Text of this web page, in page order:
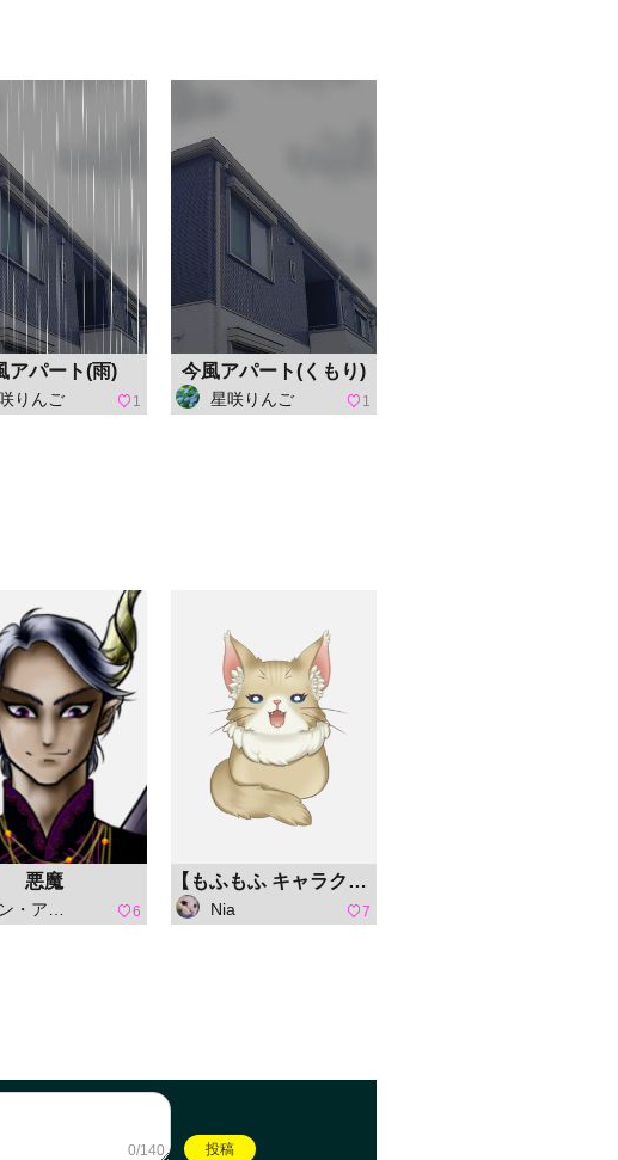
アパート(雨)
りんご 1
今風アパート(くもり)
星咲りんご 1
悪魔
アスカセラ 6
【もふもふ キャラクターコンテスト】チビ猫 にゃんもふ
Nia 7
0/140